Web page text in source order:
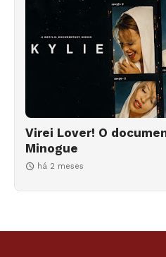
Virei Lover! O
Minogue
há 2 meses